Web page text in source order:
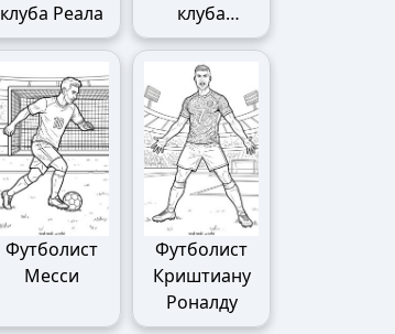
клуба Реала
клуба
Динамо
Футболист
Месси
Футболист
Криштиану
Роналду